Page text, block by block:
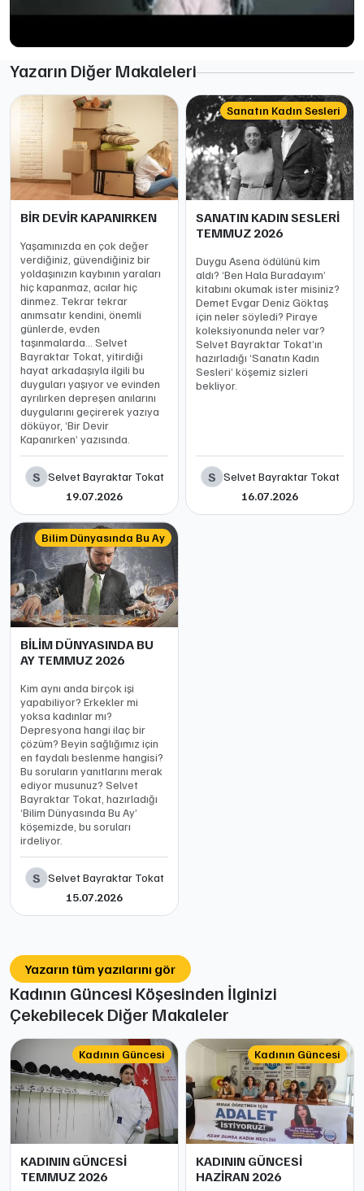
Yazarın Diğer Makaleleri
BİR DEVİR KAPANIRKEN
Yaşamınızda en çok değer
verdiğiniz, güvendiğiniz bir
yoldaşınızın kaybının yaraları
hiç kapanmaz, acılar hiç
dinmez. Tekrar tekrar
anımsatır kendini, önemli
günlerde, evden
taşınmalarda… Selvet
Bayraktar Tokat, yitirdiği
hayat arkadaşıyla ilgili bu
duyguları yaşıyor ve evinden
ayrılırken depreşen anılarını
duygularını geçirerek yazıya
döküyor, ‘Bir Devir
Kapanırken’ yazısında.
S Selvet Bayraktar Tokat
19.07.2026
Sanatın Kadın Sesleri
SANATIN KADIN SESLERİ
TEMMUZ 2026
Duygu Asena ödülünü kim
aldı? ‘Ben Hala Buradayım’
kitabını okumak ister misiniz?
Demet Evgar Deniz Göktaş
için neler söyledi? Piraye
koleksiyonunda neler var?
Selvet Bayraktar Tokat’ın
hazırladığı ‘Sanatın Kadın
Sesleri’ köşemiz sizleri
bekliyor.
S Selvet Bayraktar Tokat
16.07.2026
Bilim Dünyasında Bu Ay
BİLİM DÜNYASINDA BU
AY TEMMUZ 2026
Kim aynı anda birçok işi
yapabiliyor? Erkekler mi
yoksa kadınlar mı?
Depresyona hangi ilaç bir
çözüm? Beyin sağlığımız için
en faydalı beslenme hangisi?
Bu soruların yanıtlarını merak
ediyor musunuz? Selvet
Bayraktar Tokat, hazırladığı
‘Bilim Dünyasında Bu Ay’
köşemizde, bu soruları
irdeliyor.
S Selvet Bayraktar Tokat
15.07.2026
Yazarın tüm yazılarını gör
Kadının Güncesi Köşesinden İlginizi
Çekebilecek Diğer Makaleler
Kadının Güncesi
KADININ GÜNCESİ
TEMMUZ 2026
Kadının Güncesi
KADININ GÜNCESİ
HAZİRAN 2026